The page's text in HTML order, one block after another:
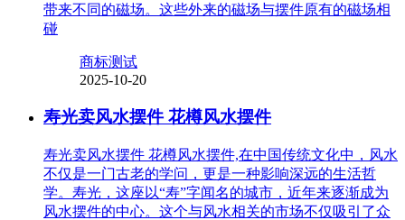
带来不同的磁场。这些外来的磁场与摆件原有的磁场相
碰
商标测试
2025-10-20
寿光卖风水摆件 花樽风水摆件
寿光卖风水摆件 花樽风水摆件,在中国传统文化中，风水
不仅是一门古老的学问，更是一种影响深远的生活哲
学。寿光，这座以“寿”字闻名的城市，近年来逐渐成为
风水摆件的中心。这个与风水相关的市场不仅吸引了众